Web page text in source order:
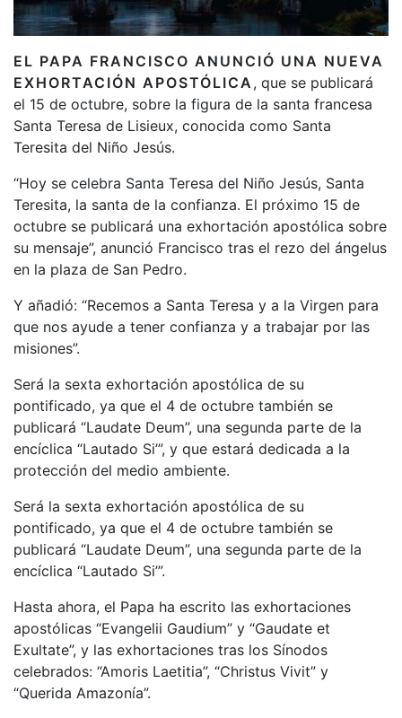
EL PAPA FRANCISCO ANUNCIÓ UNA NUEVA
EXHORTACIÓN APOSTÓLICA , que se publicará
el 15 de octubre, sobre la figura de la santa francesa
Santa Teresa de Lisieux, conocida como Santa
Teresita del Niño Jesús.
“Hoy se celebra Santa Teresa del Niño Jesús, Santa
Teresita, la santa de la confianza. El próximo 15 de
octubre se publicará una exhortación apostólica sobre
su mensaje”, anunció Francisco tras el rezo del ángelus
en la plaza de San Pedro.
Y añadió: “Recemos a Santa Teresa y a la Virgen para
que nos ayude a tener confianza y a trabajar por las
misiones”.
Será la sexta exhortación apostólica de su
pontificado, ya que el 4 de octubre también se
publicará “Laudate Deum”, una segunda parte de la
encíclica “Lautado Si’”, y que estará dedicada a la
protección del medio ambiente.
Será la sexta exhortación apostólica de su
pontificado, ya que el 4 de octubre también se
publicará “Laudate Deum”, una segunda parte de la
encíclica “Lautado Si’”.
Hasta ahora, el Papa ha escrito las exhortaciones
apostólicas “Evangelii Gaudium” y “Gaudate et
Exultate”, y las exhortaciones tras los Sínodos
celebrados: “Amoris Laetitia”, “Christus Vivit” y
“Querida Amazonía”.